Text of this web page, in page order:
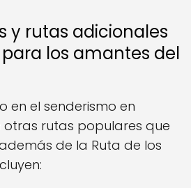
y rutas adicionales
los amantes del
en el senderismo en
otras rutas populares que
de la Ruta de los